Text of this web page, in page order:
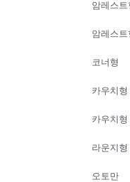
암레스트
암레스트
코너형
카우치형
카우치형
라운지형
오토만